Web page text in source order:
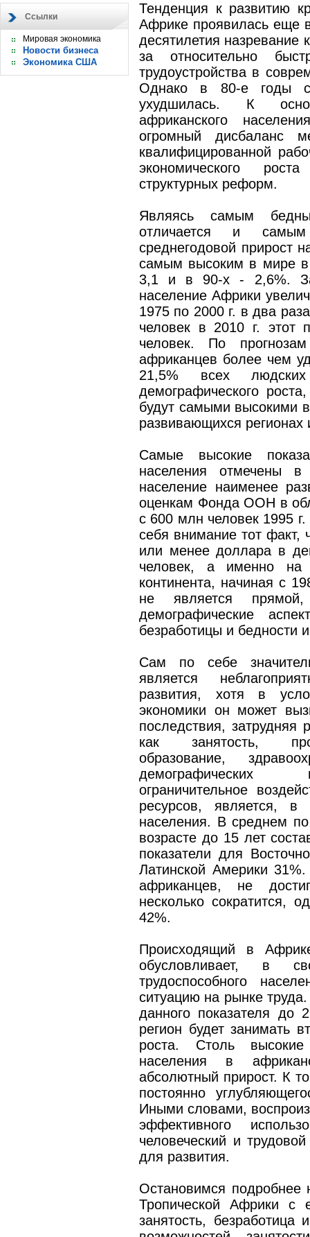
Ссылки
Мировая экономика
Новости бизнеса
Экономика США
Тенденция к развитию
Африке проявилась еще
десятилетия назревание
за относительно
трудоустройства в
Однако в 80-е годы
ухудшилась. К
африканского
огромный дисбаланс
квалифицированной
экономического
структурных реформ.
Являясь самым
отличается и
среднегодовой прирост
самым высоким в мире
3,1 и в 90-х - 2,6%.
население Африки
1975 по 2000 г. в два
человек в 2010 г. этот
человек. По
африканцев более чем
21,5% всех
демографического
будут самыми высокими
развивающихся регионах
Самые высокие
населения отмечены
население наименее
оценкам Фонда ООН в
с 600 млн человек 1995
себя внимание тот
или менее доллара в
человек, а именно на
континента, начиная с
не является прямой,
демографические
безработицы и бедности
Сам по себе
является
развития, хотя в
экономики он может
последствия,
как занятость,
образование,
демографических
ограничительное
ресурсов, является, в
населения. В среднем
возрасте до 15 лет
показатели для
Латинской Америки
африканцев, не
несколько сократится,
42%.
Происходящий в
обусловливает, в
трудоспособного
ситуацию на рынке
данного показателя
регион будет занимать
роста. Столь высокие
населения в
абсолютный прирост. К
постоянно
Иными словами,
эффективного
человеческий и
для развития.
Остановимся подробнее
Тропической Африки с
занятость, безработица